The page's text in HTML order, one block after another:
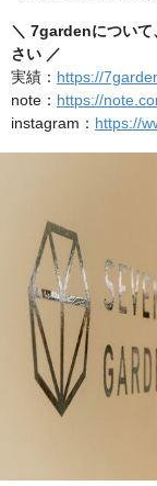
＼ 7gardenについて
さい ／
実績： https://
note： https://
instagram： https://